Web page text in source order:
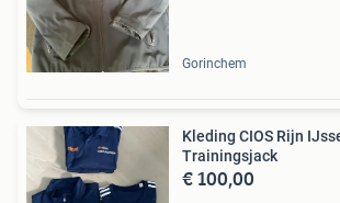
Gorinchem
Kleding CIOS Rijn
Trainingsjack
€ 100,00